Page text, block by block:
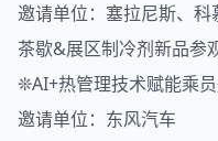
邀请单位：塞拉尼斯、
茶歇&展区制冷剂新品参
❊AI+热管理技术赋能乘
邀请单位：东风汽车